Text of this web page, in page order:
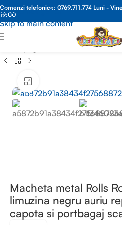
Skip to navigation
Skip to main content
Comenzi telefonice: 0769.711.774 Luni -
19:00
MACHETE METAL/
Macheta metal Rolls
limuzina negru auriu
capota si portbagaj